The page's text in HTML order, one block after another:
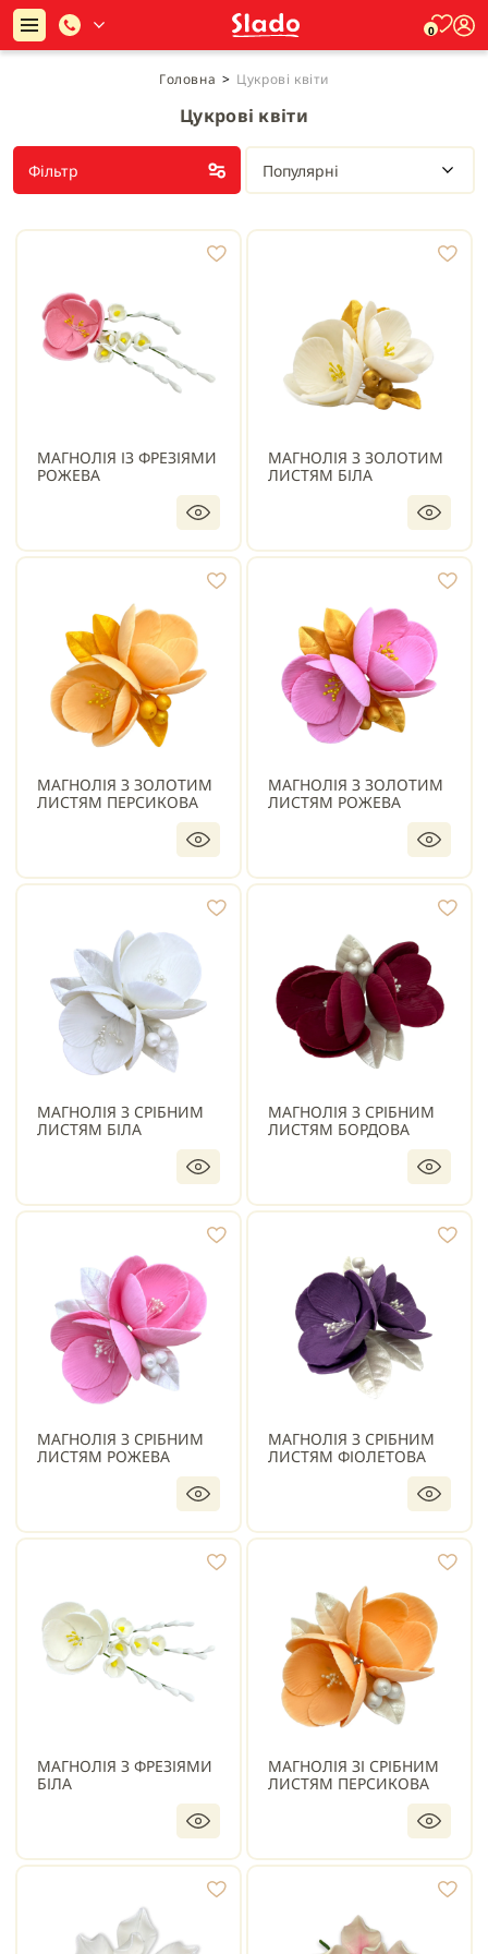
0
Головна > Цукрові квіти
Цукрові квіти
Фільтр Популярні
МАГНОЛІЯ ІЗ ФРЕЗІЯМИ
РОЖЕВА
МАГНОЛІЯ З ЗОЛОТИМ
ЛИСТЯМ БІЛА
МАГНОЛІЯ З ЗОЛОТИМ
ЛИСТЯМ ПЕРСИКОВА
МАГНОЛІЯ З ЗОЛОТИМ
ЛИСТЯМ РОЖЕВА
МАГНОЛІЯ З СРІБНИМ
ЛИСТЯМ БІЛА
МАГНОЛІЯ З СРІБНИМ
ЛИСТЯМ БОРДОВА
МАГНОЛІЯ З СРІБНИМ
ЛИСТЯМ РОЖЕВА
МАГНОЛІЯ З СРІБНИМ
ЛИСТЯМ ФІОЛЕТОВА
МАГНОЛІЯ З ФРЕЗІЯМИ
БІЛА
МАГНОЛІЯ ЗІ СРІБНИМ
ЛИСТЯМ ПЕРСИКОВА